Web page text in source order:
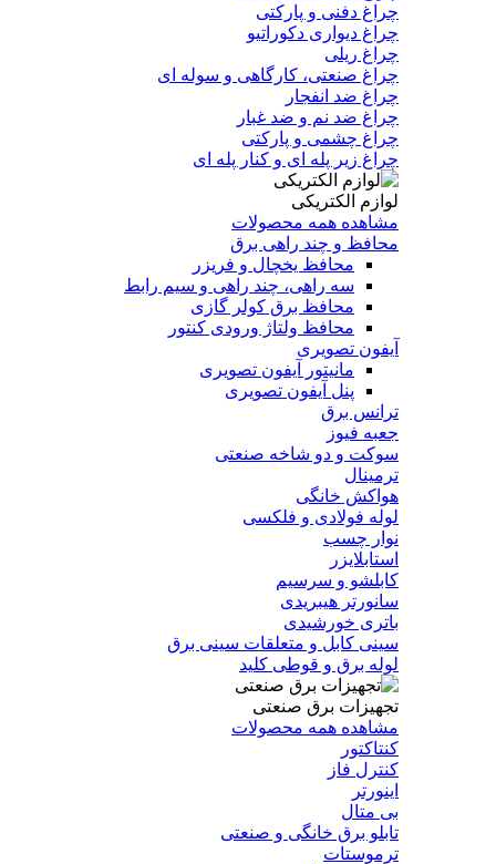
چراغ دفنی و پارکتی
چراغ دیواری دکوراتیو
چراغ ریلی
چراغ صنعتی، کارگاهی و سوله ای
چراغ ضد انفجار
چراغ ضد نم و ضد غبار
چراغ چشمی و پارکتی
چراغ‌ زیر‌ پله‌ ای و کنار‌ پله‌ ای
لوازم الکتریکی
مشاهده همه محصولات
محافظ و چند راهی برق
محافظ یخچال و فریزر
سه راهی، چند راهی و سیم رابط
محافظ برق کولر گازی
محافظ ولتاژ ورودی کنتور
آیفون تصویری
مانیتور آیفون تصویری
پنل آیفون تصویری
ترانس برق
جعبه فیوز
سوکت و دو شاخه صنعتی
ترمینال
هواکش خانگی
لوله فولادی و فلکسی
نوار چسب
استابلایزر
کابلشو و سرسیم
سانورتر هیبریدی
باتری خورشیدی
سینی کابل و متعلقات سینی برق
لوله برق و قوطی کلید
تجهیزات برق صنعتی
مشاهده همه محصولات
کنتاکتور
کنترل فاز
اینورتر
بی متال
تابلو برق خانگی و صنعتی
ترموستات